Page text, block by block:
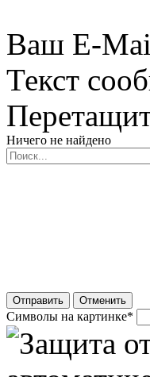
Ваш E-
Текст
Ничего не найдено
Отправить Отменить
Символы на картинке*